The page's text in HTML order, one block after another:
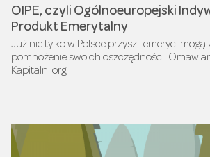
OIPE, czyli Ogólnoeuropejski
Produkt Emerytalny
Już nie tylko w Polsce przyszli emeryci mogą
pomnożenie swoich oszczędności.
Kapitalni.org